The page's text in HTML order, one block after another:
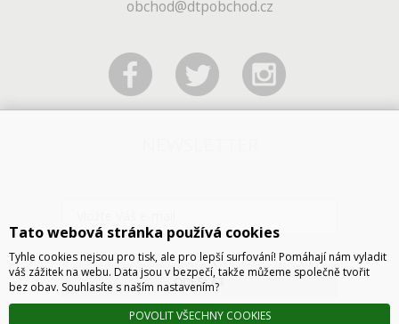
obchod@dtpobchod.cz
ODESLAT
Tato webová stránka používá cookies
Tyhle cookies nejsou pro tisk, ale pro lepší surfování! Pomáhají nám vyladit
váš zážitek na webu. Data jsou v bezpečí, takže můžeme společně tvořit
bez obav. Souhlasíte s naším nastavením?
POVOLIT VŠECHNY COOKIES